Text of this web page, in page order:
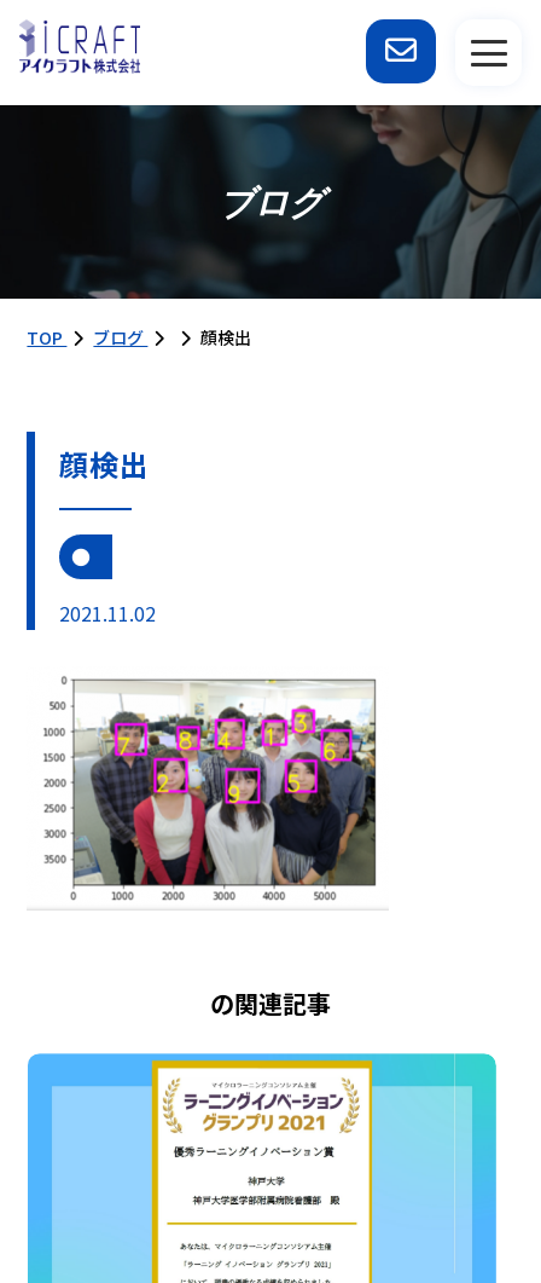
ブログ
TOP ブログ 顔検出
顔検出
2021.11.02
の関連記事